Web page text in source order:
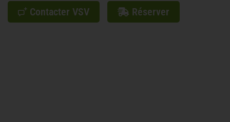
Contacter VSV Réserver